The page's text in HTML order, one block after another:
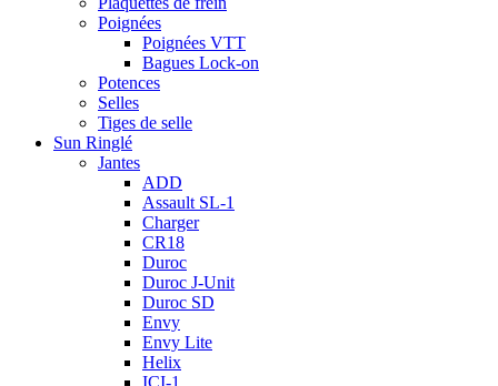
Poignées
Poignées VTT
Bagues Lock-on
Potences
Selles
Tiges de selle
Sun Ringlé
Jantes
ADD
Assault SL-1
Charger
CR18
Duroc
Duroc J-Unit
Duroc SD
Envy
Envy Lite
Helix
ICI-1